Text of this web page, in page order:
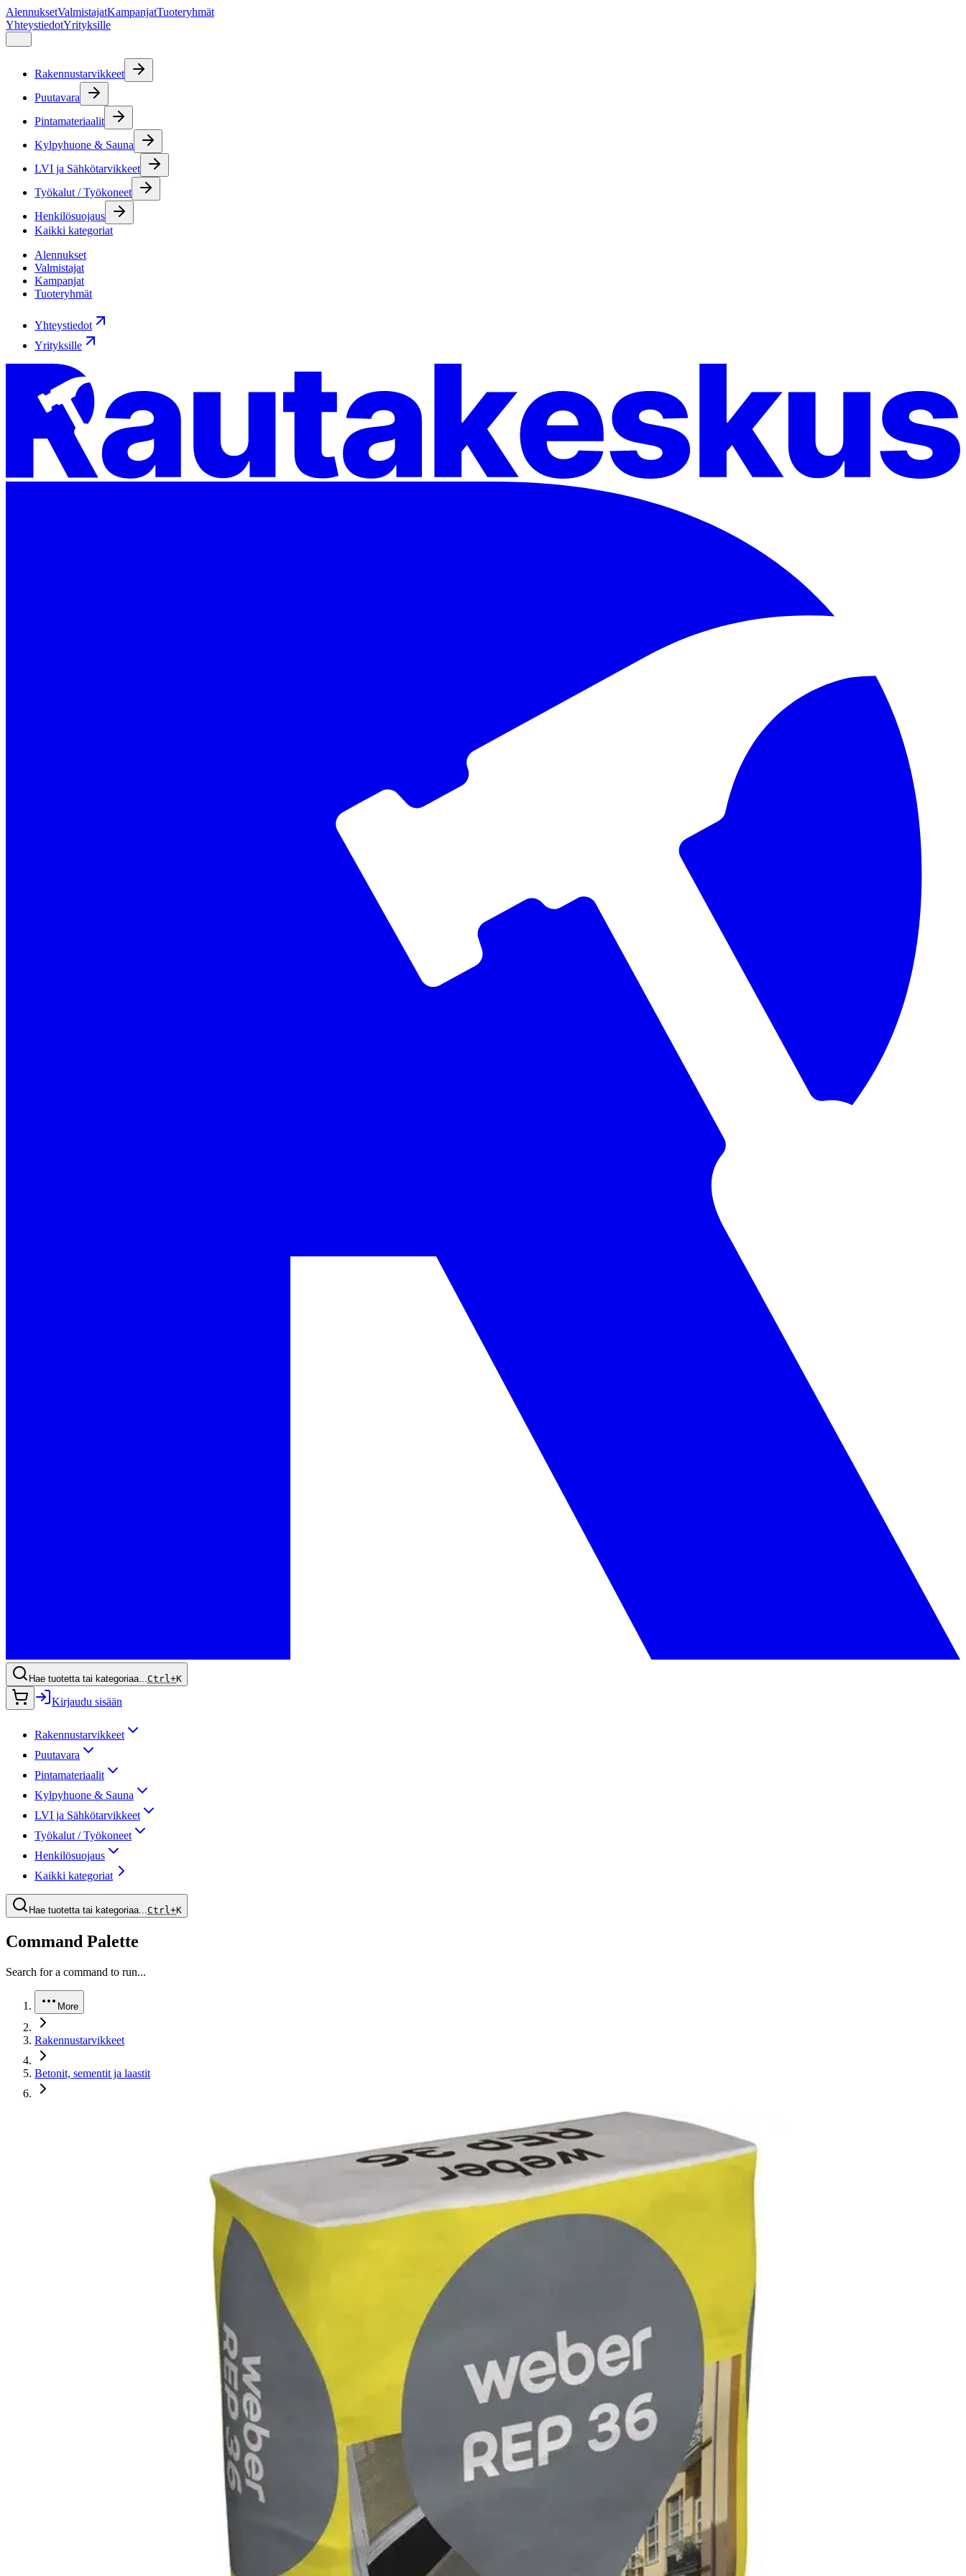
AlennuksetValmistajatKampanjatTuoteryhmät
YhteystiedotYrityksille
Rakennustarvikkeet
Puutavara
Pintamateriaalit
Kylpyhuone & Sauna
LVI ja Sähkötarvikkeet
Työkalut / Työkoneet
Henkilösuojaus
Kaikki kategoriat
Alennukset
Valmistajat
Kampanjat
Tuoteryhmät
Yhteystiedot
Yrityksille
Hae tuotetta tai kategoriaa... Ctrl+K
Kirjaudu sisään
Rakennustarvikkeet
Puutavara
Pintamateriaalit
Kylpyhuone & Sauna
LVI ja Sähkötarvikkeet
Työkalut / Työkoneet
Henkilösuojaus
Kaikki kategoriat
Hae tuotetta tai kategoriaa... Ctrl+K
Command Palette
Search for a command to run...
More
Rakennustarvikkeet
Betonit, sementit ja laastit